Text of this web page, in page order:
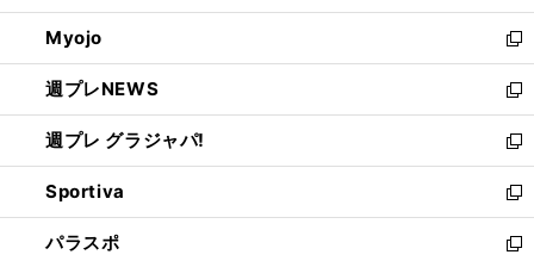
開
く
ウ
で
開
く
ン
ド
ウ
で
開
く
ウ
ィ
ン
ド
ウ
で
開
く
Myojo
新
し
い
ウ
ィ
ン
ド
ウ
で
週プレNEWS
新
し
い
ウ
ィ
ン
ド
週プレ グラジャパ!
新
し
い
ウ
ィ
Sportiva
新
し
い
パラスポ
新